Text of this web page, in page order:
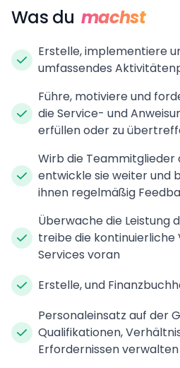
Was du machst
Erstelle, implementiere
umfassendes
Führe, motiviere und
die Service- und
erfüllen oder zu
Wirb die Teammitglieder
entwickle sie weiter und
ihnen regelmäßig
Überwache die Leistung
treibe die kontinuierliche
Services voran
Erstelle, und
Personaleinsatz auf der
Qualifikationen,
Erfordernissen verwalten